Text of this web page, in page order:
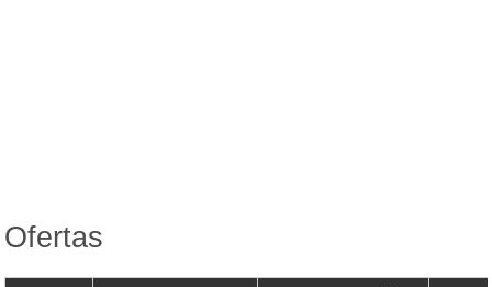
Ofertas